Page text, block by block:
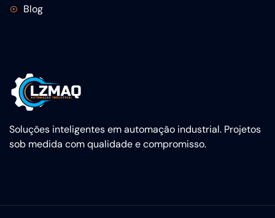
Soluções inteligentes em automação industrial. Projetos
sob medida com qualidade e compromisso.
Blog